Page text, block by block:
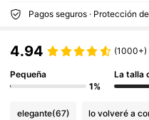
Pagos seguros · Protección
4.94 (1000+)
Pequeña
1%
La talla
elegante(67) lo volveré a